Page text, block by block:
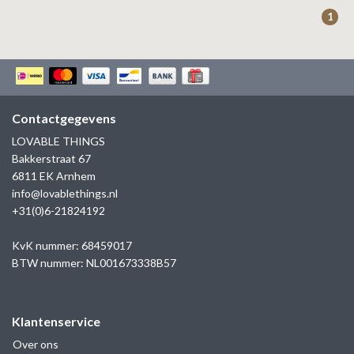
KAPTEN & SON
1
Contactgegevens
LOVABLE THINGS
Bakkerstraat 67
6811 EK Arnhem
info@lovablethings.nl
+31(0)6-21824192
KvK nummer: 68459017
BTW nummer: NL001673338B57
Klantenservice
Over ons